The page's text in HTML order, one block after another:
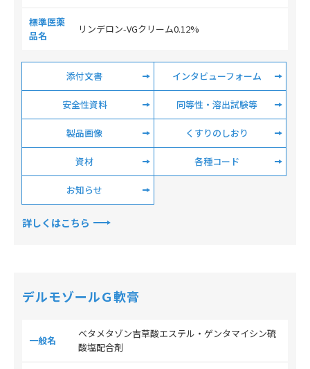
標準医薬
品名
リンデロン-VGクリーム0.12%
添付文書 インタビューフォーム
安全性資料 同等性・溶出試験等
製品画像 くすりのしおり
資材 各種コード
お知らせ
詳しくはこちら
デルモゾールＧ軟膏
一般名
ベタメタゾン吉草酸エステル・ゲンタマイシン硫
酸塩配合剤